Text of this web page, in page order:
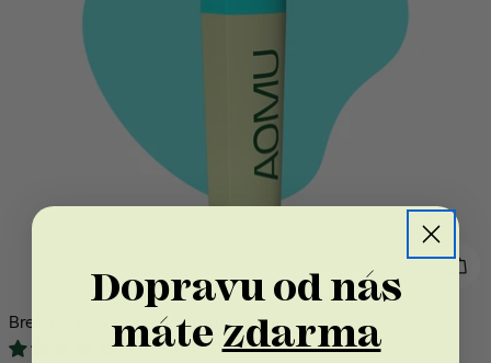
Breath – inhalační tyčinka pro osvěžení organismu
13 recenzí
Dopravu od nás
máte zdarma